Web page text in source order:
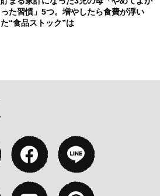
った習慣」5つ。増やしたら食費が浮い
た“食品ストック”は